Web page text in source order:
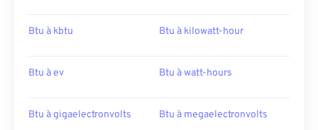
Btu à kbtu Btu à kilowatt-hour
Btu à ev Btu à watt-hours
Btu à gigaelectronvolts Btu à megaelectronvolts